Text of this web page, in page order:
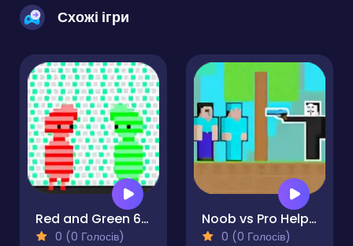
Схожі ігри
Red and Green 6: Color Rain
0 (0 Голосів)
Noob vs Pro Help Hacker
0 (0 Голосів)